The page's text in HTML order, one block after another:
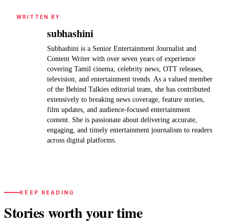
WRITTEN BY
subhashini
Subhashini is a Senior Entertainment Journalist and
Content Writer with over seven years of experience
covering Tamil cinema, celebrity news, OTT releases,
television, and entertainment trends. As a valued member
of the Behind Talkies editorial team, she has contributed
extensively to breaking news coverage, feature stories,
film updates, and audience-focused entertainment
content. She is passionate about delivering accurate,
engaging, and timely entertainment journalism to readers
across digital platforms.
KEEP READING
Stories worth your time